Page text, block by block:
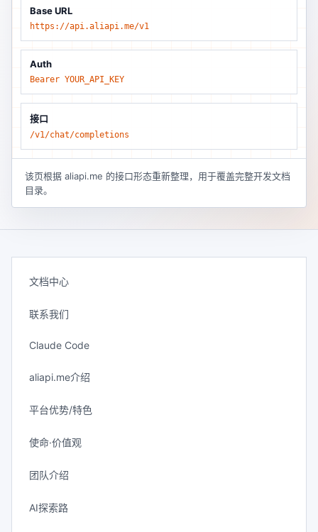
Base URL
https://api.aliapi.me/v1
Auth
Bearer YOUR_API_KEY
接口
/v1/chat/completions
该页根据 aliapi.me 的接口形态重新整理，用于覆盖完整开发文档
目录。
文档中心
联系我们
Claude Code
aliapi.me介绍
平台优势/特色
使命·价值观
团队介绍
AI探索路